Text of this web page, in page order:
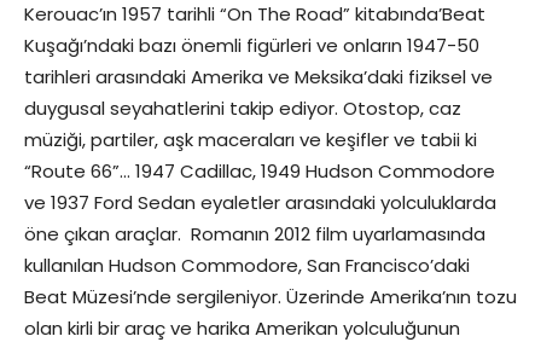
Kerouac’ın 1957 tarihli “On The Road” kitabında’Beat
Kuşağı’ndaki bazı önemli figürleri ve onların 1947-50
tarihleri arasındaki Amerika ve Meksika’daki fiziksel ve
duygusal seyahatlerini takip ediyor. Otostop, caz
müziği, partiler, aşk maceraları ve keşifler ve tabii ki
“Route 66”… 1947 Cadillac, 1949 Hudson Commodore
ve 1937 Ford Sedan eyaletler arasındaki yolculuklarda
öne çıkan araçlar. Romanın 2012 film uyarlamasında
kullanılan Hudson Commodore, San Francisco’daki
Beat Müzesi’nde sergileniyor. Üzerinde Amerika’nın tozu
olan kirli bir araç ve harika Amerikan yolculuğunun